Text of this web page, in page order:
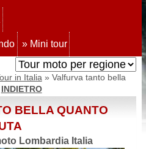
» Mini tour
in Italia » Valfurva tanto bella
INDIETRO
BELLA QUANTO
Lombardia Italia